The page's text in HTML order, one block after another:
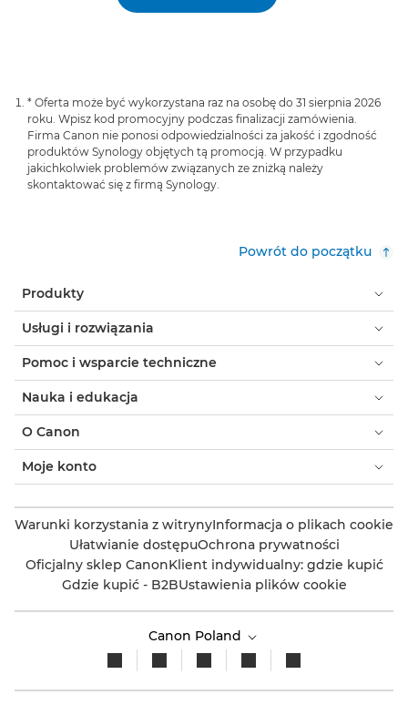
* Oferta może być wykorzystana raz na osobę do 31 sierpnia 2026
roku. Wpisz kod promocyjny podczas finalizacji zamówienia.
Firma Canon nie ponosi odpowiedzialności za jakość i zgodność
produktów Synology objętych tą promocją. W przypadku
jakichkolwiek problemów związanych ze zniżką należy
skontaktować się z firmą Synology.
Powrót do początku
Produkty
Usługi i rozwiązania
Pomoc i wsparcie techniczne
Nauka i edukacja
O Canon
Moje konto
Warunki korzystania z witrynyInformacja o plikach cookie
Ułatwianie dostępuOchrona prywatności
Oficjalny sklep CanonKlient indywidualny: gdzie kupić
Gdzie kupić - B2BUstawienia plików cookie
Canon Poland